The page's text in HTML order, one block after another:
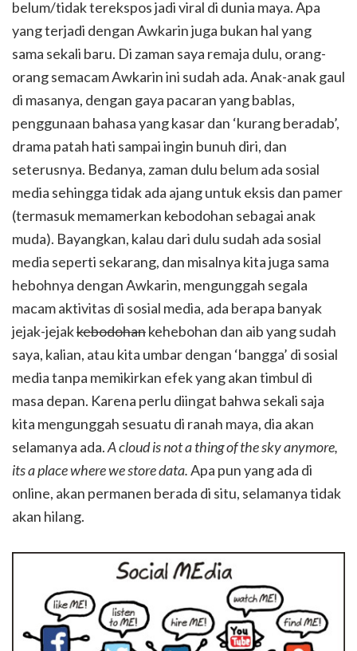
belum/tidak terekspos jadi viral di dunia maya. Apa
yang terjadi dengan Awkarin juga bukan hal yang
sama sekali baru. Di zaman saya remaja dulu, orang-
orang semacam Awkarin ini sudah ada. Anak-anak gaul
di masanya, dengan gaya pacaran yang bablas,
penggunaan bahasa yang kasar dan ‘kurang beradab’,
drama patah hati sampai ingin bunuh diri, dan
seterusnya. Bedanya, zaman dulu belum ada sosial
media sehingga tidak ada ajang untuk eksis dan pamer
(termasuk memamerkan kebodohan sebagai anak
muda). Bayangkan, kalau dari dulu sudah ada sosial
media seperti sekarang, dan misalnya kita juga sama
hebohnya dengan Awkarin, mengunggah segala
macam aktivitas di sosial media, ada berapa banyak
jejak-jejakkebodohankehebohan dan aib yang sudah
saya, kalian, atau kita umbar dengan ‘bangga’ di sosial
media tanpa memikirkan efek yang akan timbul di
masa depan. Karena perlu diingat bahwa sekali saja
kita mengunggah sesuatu di ranah maya, dia akan
selamanya ada.A cloud is not a thing of the sky anymore,
its a place where we store data.Apa pun yang ada di
online, akan permanen berada di situ, selamanya tidak
akan hilang.